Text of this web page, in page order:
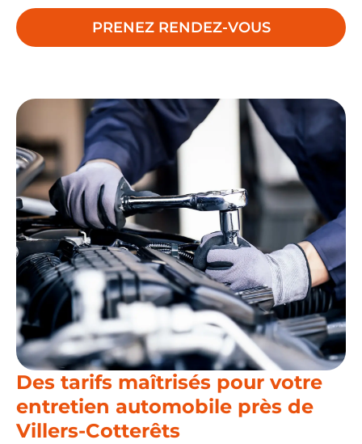
PRENEZ RENDEZ-VOUS
Des tarifs maîtrisés pour votre
entretien automobile près de
Villers-Cotterêts